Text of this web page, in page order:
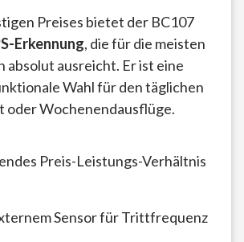
Preises bietet der BC107
Erkennung, die für die meisten
absolut ausreicht. Er ist eine
Wahl für den täglichen
oder Wochenendausflüge.
Preis-Leistungs-Verhältnis
Sensor für Trittfrequenz